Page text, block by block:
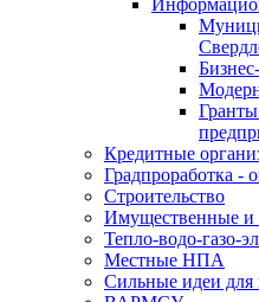
Кредитные
Градпроработка -
Строительство
Имущественные и
Тепло-водо-газо-
Местные НПА
Сильные идеи для